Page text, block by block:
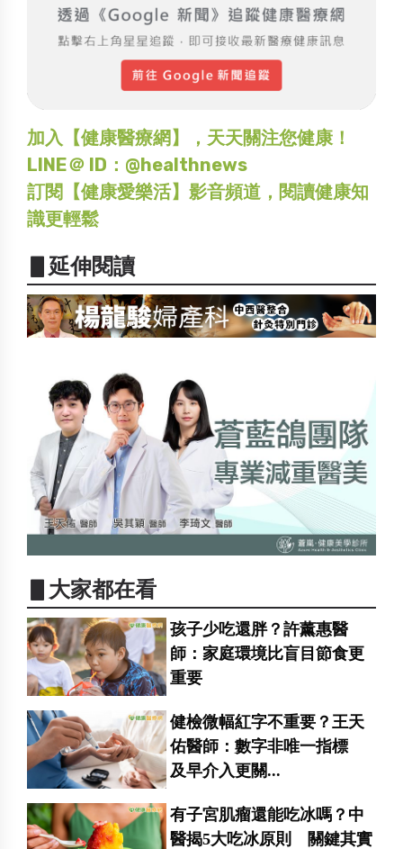
加入【健康醫療網】，天天關注您健康！
LINE＠ ID：@healthnews
訂閱【健康愛樂活】影音頻道，閱讀健康知
識更輕鬆
▋延伸閱讀
▋大家都在看
孩子少吃還胖？許薰惠醫
師：家庭環境比盲目節食更
重要
健檢微幅紅字不重要？王天
佑醫師：數字非唯一指標
及早介入更關...
有子宮肌瘤還能吃冰嗎？中
醫揭5大吃冰原則 關鍵其實